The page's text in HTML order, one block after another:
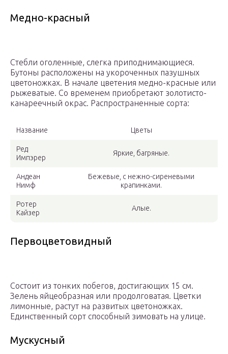
Медно-красный
Стебли оголенные, слегка приподнимающиеся.
Бутоны расположены на укороченных пазушных
цветоножках. В начале цветения медно-красные или
рыжеватые. Со временем приобретают золотисто-
канареечный окрас. Распространенные сорта:
Название Цветы
Ред
Импэрер
Яркие, багряные.
Андеан
Нимф
Бежевые, с нежно-сиреневыми
крапинками.
Ротер
Кайзер
Алые.
Первоцветовидный
Состоит из тонких побегов, достигающих 15 см.
Зелень яйцеобразная или продолговатая. Цветки
лимонные, растут на развитых цветоножках.
Единственный сорт способный зимовать на улице.
Мускусный